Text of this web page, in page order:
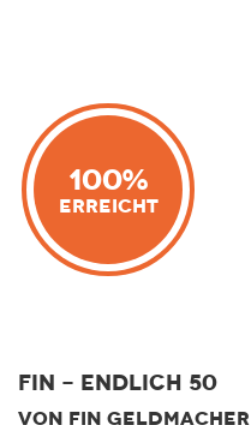
100%
Erreicht
Fin - endlich 50
VON FIN GELDMACHER